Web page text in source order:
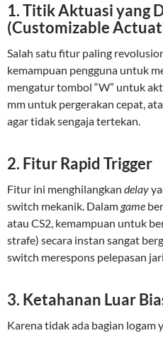
1. Titik Aktuasi yang
(Customizable
Salah satu fitur paling
kemampuan pengguna untuk
mengatur tombol “W” untuk
mm untuk pergerakan cepat,
agar tidak sengaja tertekan.
2. Fitur Rapid Trigger
Fitur ini menghilangkan delay
switch mekanik. Dalam game
atau CS2, kemampuan untuk
strafe) secara instan sangat
switch merespons pelepasan
3. Ketahanan Luar
Karena tidak ada bagian logam